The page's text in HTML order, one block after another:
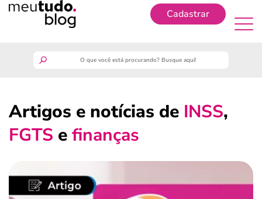
Cadastrar
guia do trabalhador
benefícios
Artigos e notícias de INSS,
FGTS efinanças